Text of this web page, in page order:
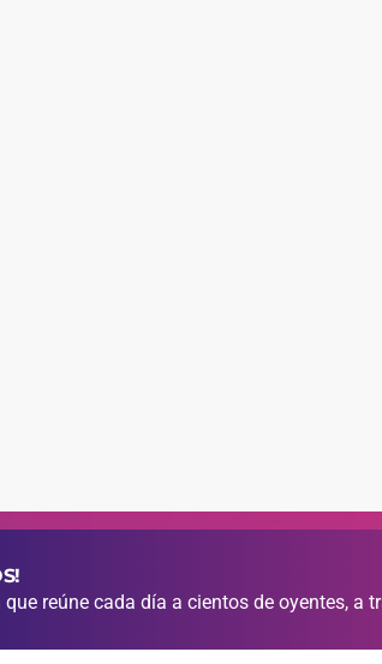
reúne cada día a cientos de oyentes, a